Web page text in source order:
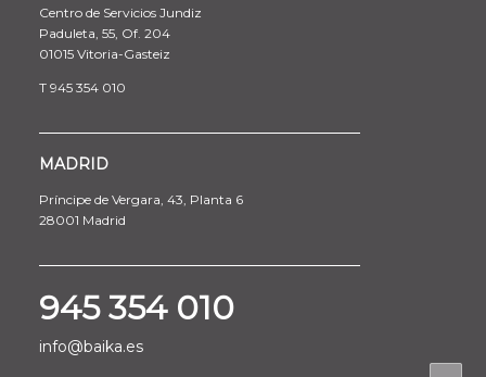
Centro de Servicios Jundiz
Paduleta, 55, Of. 204
01015 Vitoria-Gasteiz
T 945 354 010
MADRID
Príncipe de Vergara, 43, Planta 6
28001 Madrid
945 354 010
info@baika.es